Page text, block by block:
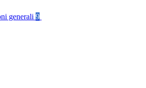
generali 9